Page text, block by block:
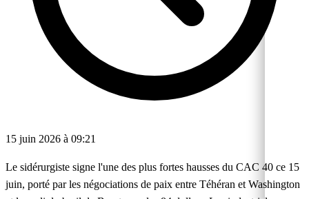
15 juin 2026 à 09:21
Le sidérurgiste signe l'une des plus fortes hausses du CAC 40 ce 15
juin, porté par les négociations de paix entre Téhéran et Washington